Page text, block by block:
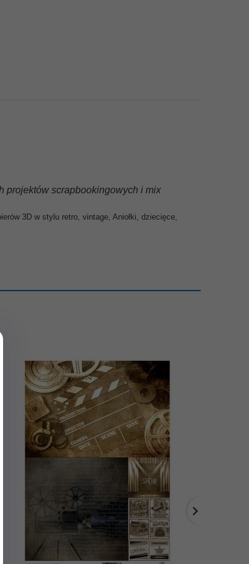
projektów scrapbookingowych i mix
3D w stylu retro, vintage, Aniołki, dziecięce,